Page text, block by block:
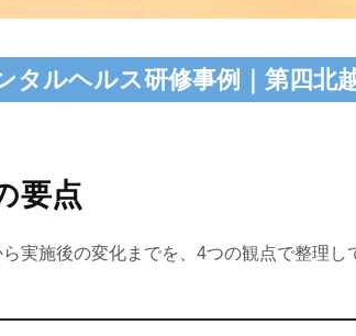
タルヘルス研修事例｜第四北
要点
実施後の変化までを、4つの観点で整理し